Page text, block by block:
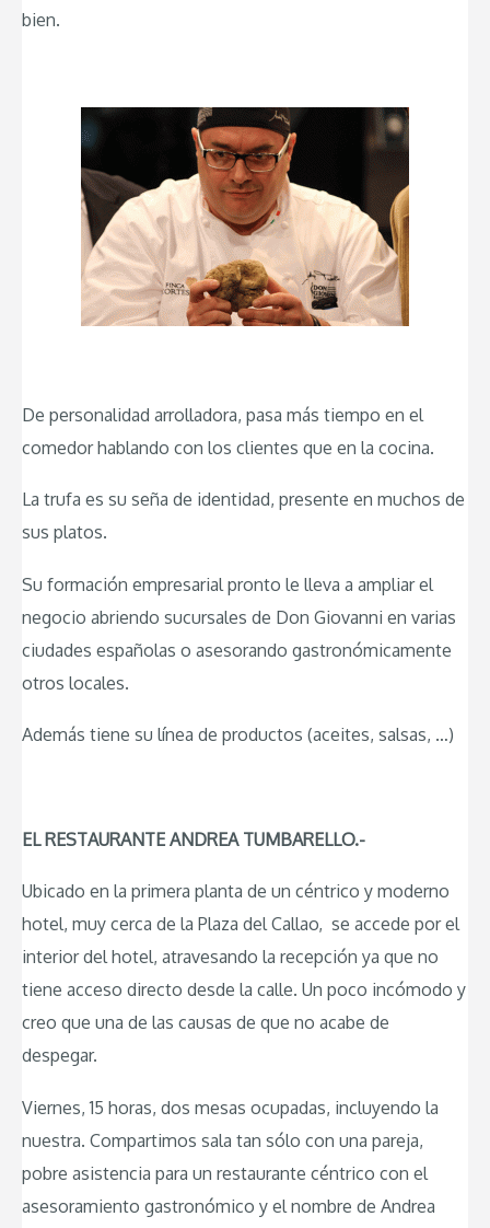
bien.
De personalidad arrolladora, pasa más tiempo en el
comedor hablando con los clientes que en la cocina.
La trufa es su seña de identidad, presente en muchos de
sus platos.
Su formación empresarial pronto le lleva a ampliar el
negocio abriendo sucursales de Don Giovanni en varias
ciudades españolas o asesorando gastronómicamente
otros locales.
Además tiene su línea de productos (aceites, salsas, …)
EL RESTAURANTE ANDREA TUMBARELLO.-
Ubicado en la primera planta de un céntrico y moderno
hotel, muy cerca de la Plaza del Callao, se accede por el
interior del hotel, atravesando la recepción ya que no
tiene acceso directo desde la calle. Un poco incómodo y
creo que una de las causas de que no acabe de
despegar.
Viernes, 15 horas, dos mesas ocupadas, incluyendo la
nuestra. Compartimos sala tan sólo con una pareja,
pobre asistencia para un restaurante céntrico con el
asesoramiento gastronómico y el nombre de Andrea